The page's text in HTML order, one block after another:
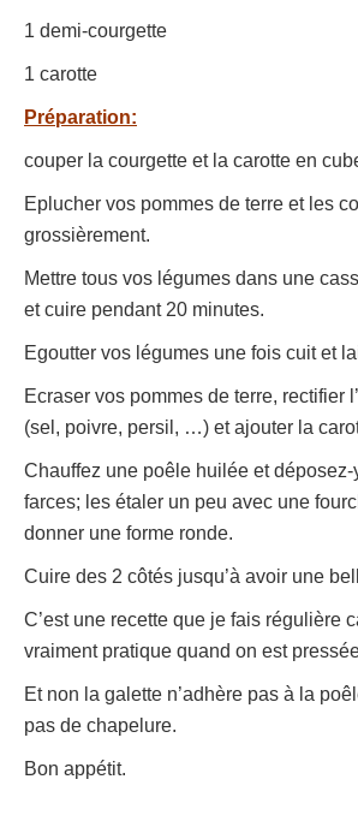
1 demi-courgette
1 carotte
Préparation:
couper la courgette et la carotte en
Eplucher vos pommes de terre et les
grossièrement.
Mettre tous vos légumes dans une
et cuire pendant 20 minutes.
Egoutter vos légumes une fois cuit et
Ecraser vos pommes de terre, rectifier
(sel, poivre, persil, …) et ajouter la
Chauffez une poêle huilée et
farces; les étaler un peu avec une
donner une forme ronde.
Cuire des 2 côtés jusqu’à avoir une
C’est une recette que je fais régulière
vraiment pratique quand on est
Et non la galette n’adhère pas à la
pas de chapelure.
Bon appétit.